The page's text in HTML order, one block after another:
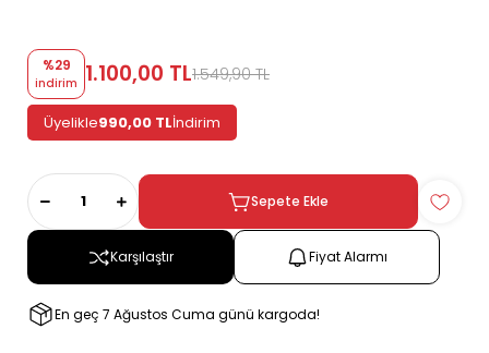
%29
indirim 1.100,00 TL1.549,90 TL
Üyelikle990,00 TLİndirim
Sepete Ekle
Karşılaştır Fiyat Alarmı
En geç 7 Ağustos Cuma günü kargoda!